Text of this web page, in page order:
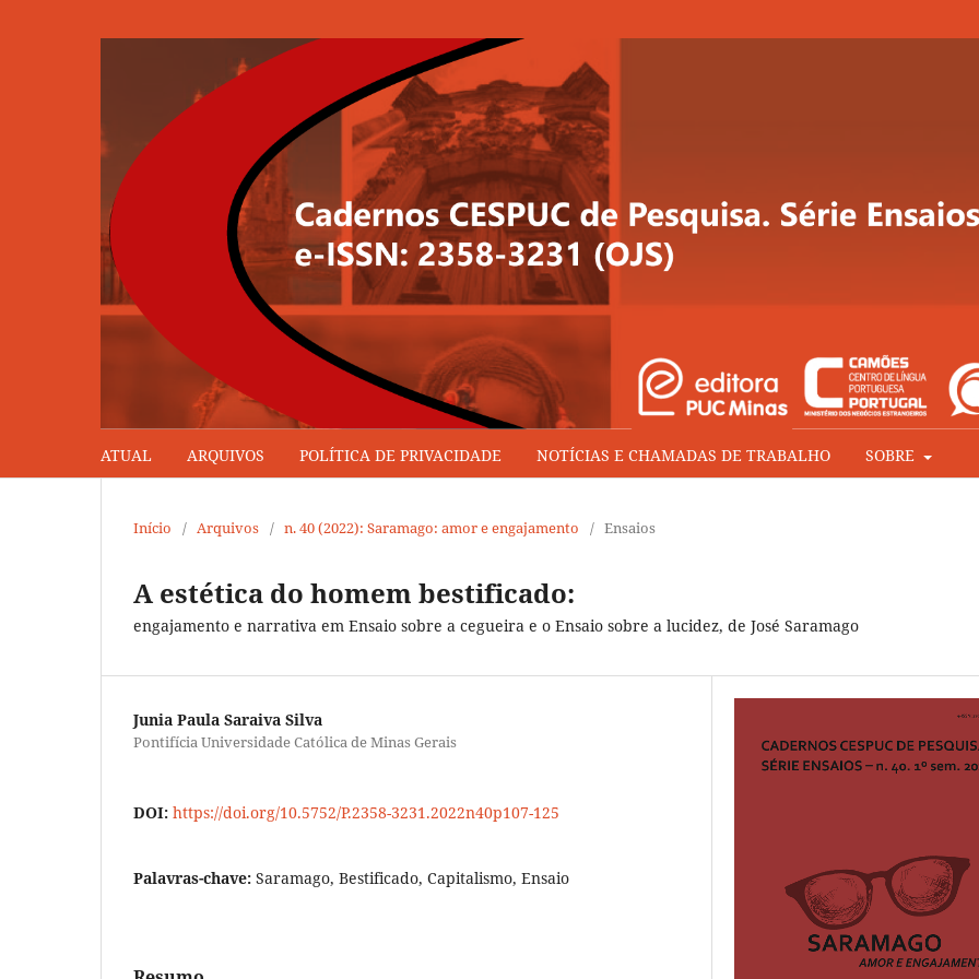
ATUAL ARQUIVOS POLÍTICA DE PRIVACIDADE NOTÍCIAS E CHAMADAS DE TRABALHO SOBRE
Início / Arquivos / n. 40 (2022): Saramago: amor e engajamento / Ensaios
A estética do homem bestificado:
engajamento e narrativa em Ensaio sobre a cegueira e o Ensaio sobre a lucidez, de José Saramago
Junia Paula Saraiva Silva
Pontifícia Universidade Católica de Minas Gerais
DOI: https://doi.org/10.5752/P.2358-3231.2022n40p107-125
Palavras-chave: Saramago, Bestificado, Capitalismo, Ensaio